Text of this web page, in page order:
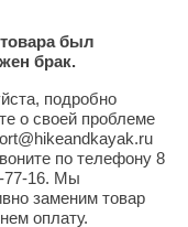
был
брак.
подробно
о своей проблеме
по телефону 8
77-16. Мы
заменим товар
оплату.